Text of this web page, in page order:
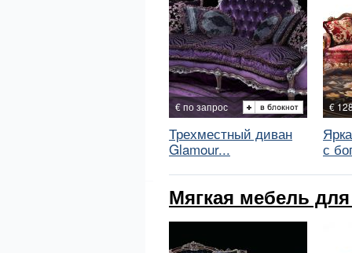
€ по запрос
Трехместный диван
Glamour...
€
с
Мягкая мебель